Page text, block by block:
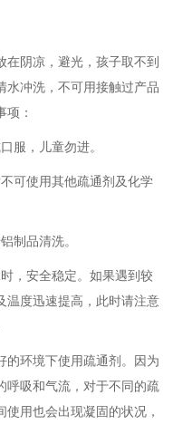
阴凉，避光，孩子取不到
水冲洗，不可用接触过产品
项：
，儿童勿进。
使用其他疏通剂及化学
制品清洗。
安全稳定。如果遇到较
温度迅速提高，此时请注意
环境下使用疏通剂。因为
呼吸和气流，对于不同的疏
用也会出现凝固的状况，